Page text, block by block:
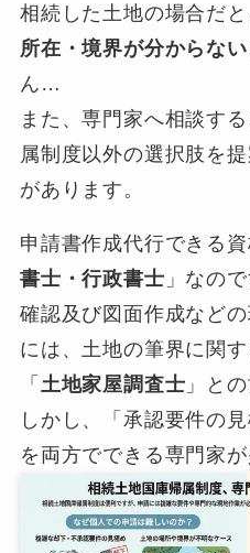
相続した土地の場合だ
所在・境界が分からない
ん…
また、専門家へ相談す
属制度以外の選択肢を
があります。
申請書作成代行できる
書士・行政書士 」なの
確認及び図面作成など
には、土地の筆界に関
「 土地家屋調査士 」と
しかし、「承認要件の
を両方でできる専門家